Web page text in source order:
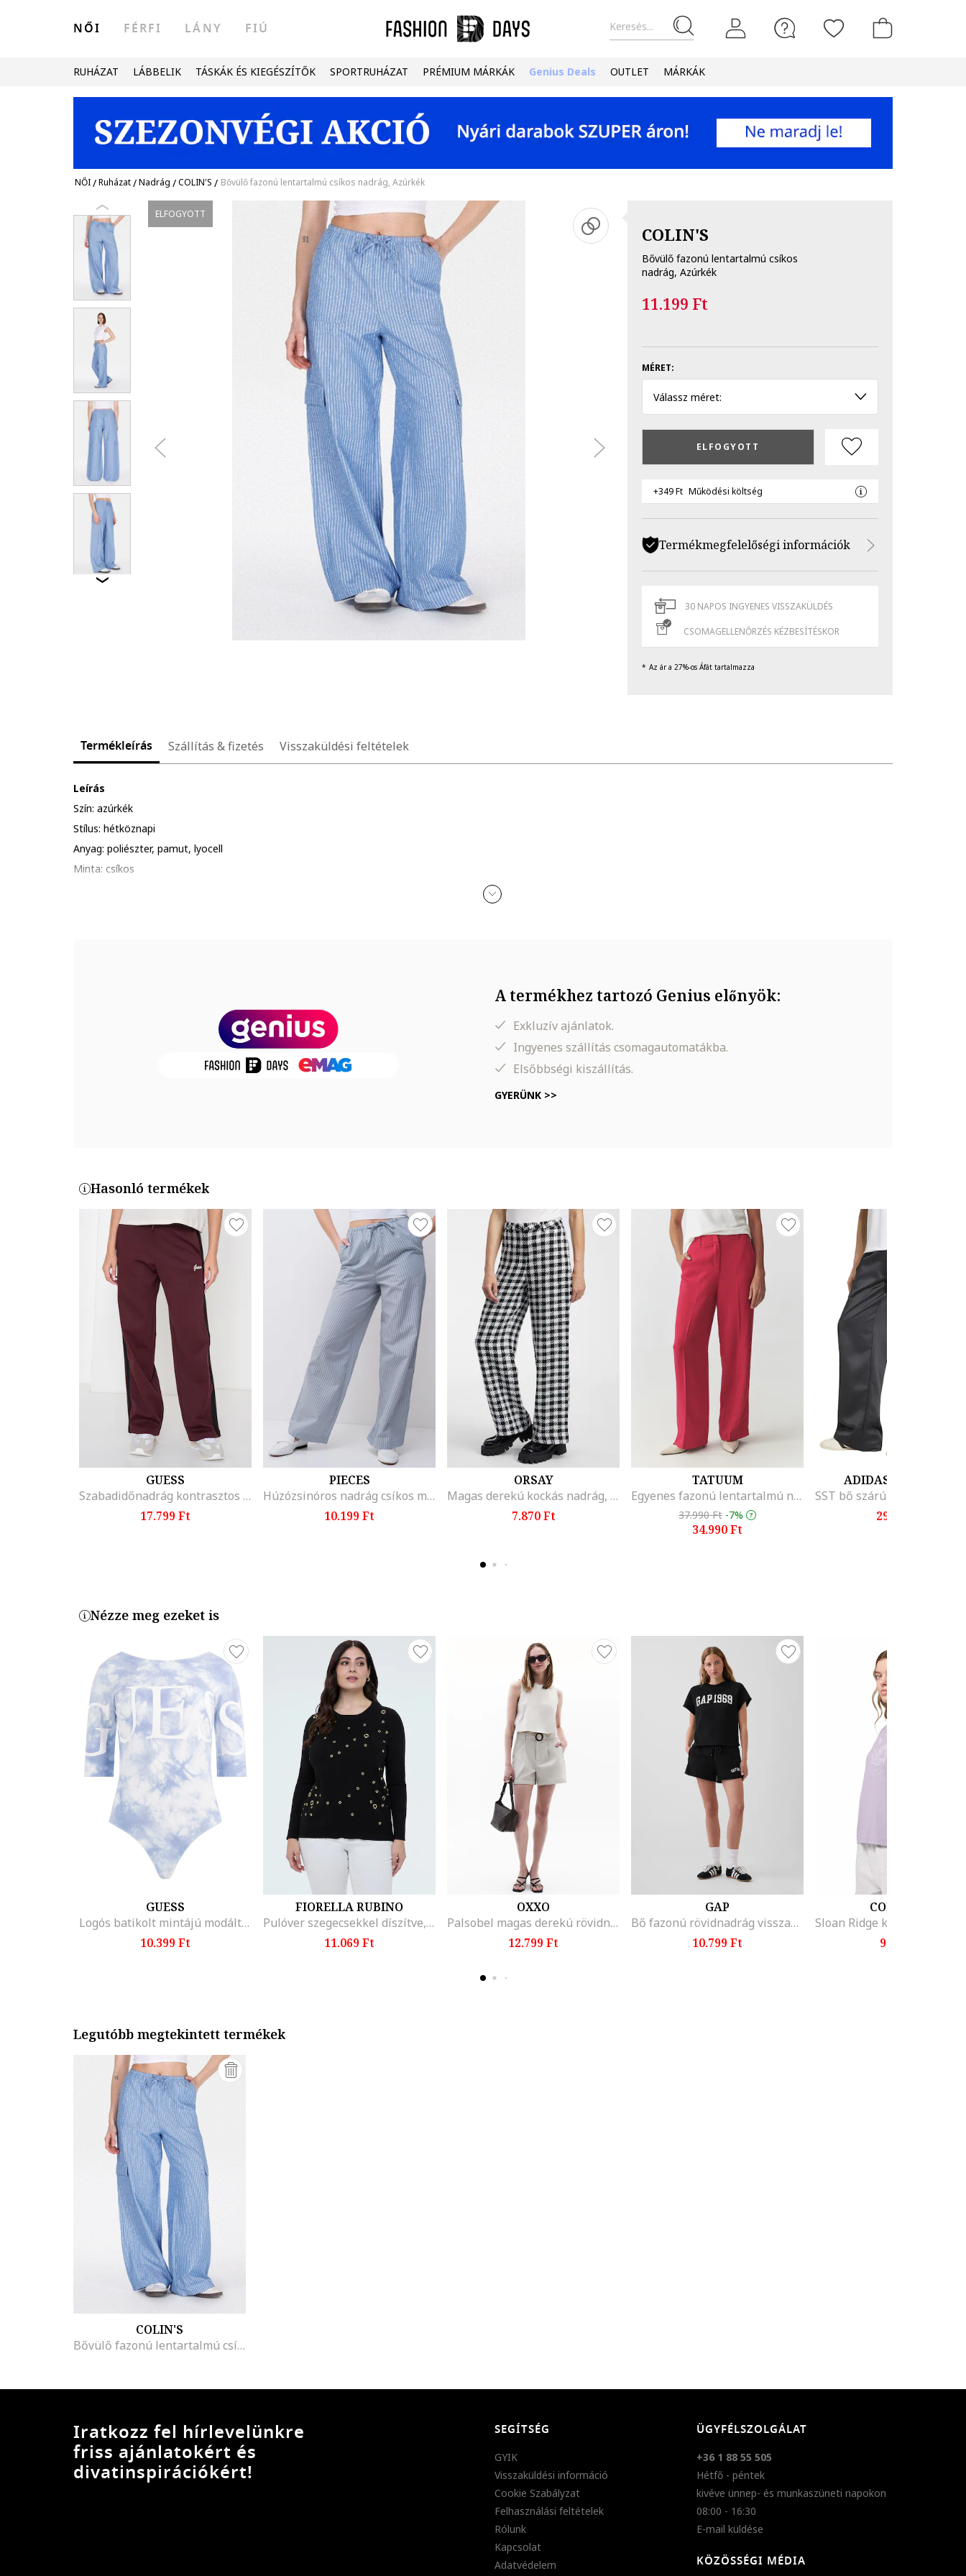
Keresés...
NŐI FÉRFI LÁNY FIÚ
RUHÁZAT LÁBBELIK TÁSKÁK ÉS KIEGÉSZÍTŐK SPORTRUHÁZAT PRÉMIUM MÁRKÁK Genius Deals OUTLET MÁRKÁK
NŐI/Ruházat/Nadrág /COLIN'S / Bővülő fazonú lentartalmú csíkos nadrág, Azúrkék
ELFOGYOTT
COLIN'S
Bővülő fazonú lentartalmú csíkos
nadrág, Azúrkék
11.199 Ft
MÉRET:
Válassz méret:
ELFOGYOTT
+349 Ft Működési költség
Termékmegfelelőségi információk
30 NAPOS INGYENES VISSZAKÜLDÉS
CSOMAGELLENŐRZÉS KÉZBESÍTÉSKOR
Az ár a 27%-os Áfát tartalmazza
Termékleírás Szállítás & fizetés Visszaküldési feltételek
Leírás
Szín: azúrkék
Stílus: hétköznapi
Anyag: poliészter, pamut, lyocell
Minta: csíkos
Külső anyag: 51% pamut, 26% lenvaszon, 23% polieszter
A termékhez tartozó Genius előnyök:
Exkluzív ajánlatok.
Ingyenes szállítás csomagautomatákba.
Elsőbbségi kiszállítás.
GYERÜNK >>
Hasonló termékek
GUESS
Szabadidőnadrág kontrasztos betétekkel, Bíborszín
17.799 Ft
PIECES
Húzózsinóros nadrág csíkos mintával, Világoskék/Sötétszürke
10.199 Ft
ORSAY
Magas derekú kockás nadrág, Fehér/Fekete
7.870 Ft
TATUUM
Egyenes fazonú lentartalmú nadrág, Málnaszín
37.990 Ft -7%
34.990 Ft
ADIDAS ORIGINALS
29.899 Ft
Nézze meg ezeket is
GUESS
Logós batikolt mintájú modáltartalmú body
10.399 Ft
FIORELLA RUBINO
Pulóver szegecsekkel díszítve, Fekete
11.069 Ft
OXXO
Palsobel magas derekú rövidnadrág, Világosszürke
12.799 Ft
GAP
Bő fazonú rövidnadrág visszahajtott szárvégekkel, Fekete,
10.799 Ft
COLUMBIA
9.999 Ft
Legutóbb megtekintett termékek
COLIN'S
Bővülő fazonú lentartalmú csíkos nadrág, Azúrkék
Iratkozz fel hírlevelünkre
friss ajánlatokért és
divatinspirációkért!
SEGÍTSÉG
GYIK
Visszaküldési információ
Cookie Szabályzat
Felhasználási feltételek
Rólunk
Kapcsolat
Adatvédelem
ÜGYFÉLSZOLGÁLAT
+36 1 88 55 505
Hétfő - péntek
kivéve ünnep- és munkaszüneti napokon
08:00 - 16:30
E-mail küldése
KÖZÖSSÉGI MÉDIA